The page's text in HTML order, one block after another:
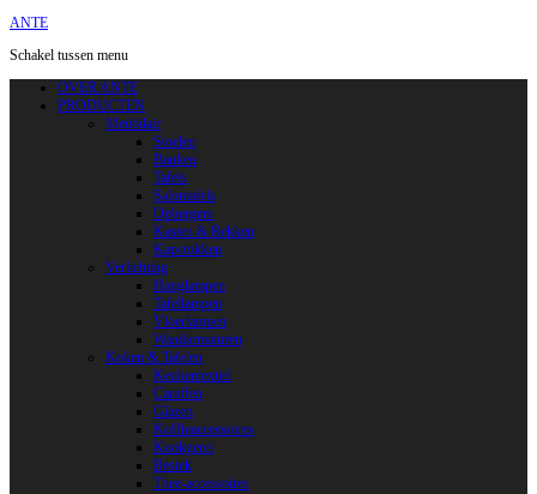
ANTE
Schakel tussen menu
OVER ANTE
PRODUCTEN
Meubilair
Stoelen
Banken
Tafels
Salontafels
Opbergers
Kasten & Rekken
Kapstokken
Verlichting
Hanglampen
Tafellampen
Vloerlampen
Wandarmaturen
Koken & Tafelen
Keukentextiel
Caraffen
Glazen
Koffieaccessoires
Kookgerei
Bestek
Thee-accessoires